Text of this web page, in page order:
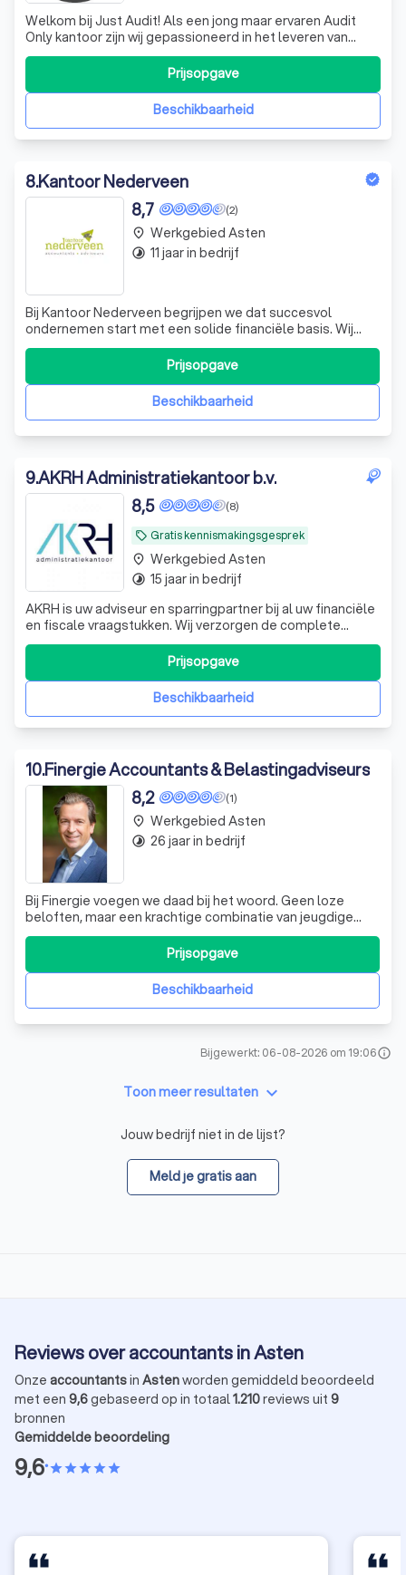
Welkom bij Just Audit! Als een jong maar ervaren Audit
Only kantoor zijn wij gepassioneerd in het leveren van
ongeëvenaarde audit- en assurance-diensten aan onze
diverse klantenkring. Ons team van hoogopgeleide
professionals combineert diepgaande expertise met een
toegewijde klantgerichte aanpak om
Beschikbaarheid
Prijsopgave
8.Kantoor Nederveen
(2)
8,7
Bij Kantoor Nederveen begrijpen we dat succesvol
ondernemen start met een solide financiële basis. Wij
onderscheiden ons door een breed scala aan diensten
aan te bieden, van salarisadministratie tot fiscale
aangiftes, die altijd actueel en correct zijn. Onze
processen zijn volledig geautomatiseerd
Beschikbaarheid
Prijsopgave
place Werkgebied Asten
timelapse 11 jaar in bedrijf
9.AKRH Administratiekantoor b.v.
local_offer Gratis kennismakingsgesprek
(8)
8,5
AKRH is uw adviseur en sparringpartner bij al uw financiële
en fiscale vraagstukken. Wij verzorgen de complete
administratie, jaarrekening en diverse andere
werkzaamheden. Wij zijn gevestigd in Nederweert. Zorgen
uit handen nemen; dat is wat we doen, daar ligt onze
kracht. Samen vooruitkijken en
Beschikbaarheid
Prijsopgave
place Werkgebied Asten
timelapse 15 jaar in bedrijf
10.Finergie Accountants & Belastingadviseurs
(1)
8,2
Bij Finergie voegen we daad bij het woord. Geen loze
beloften, maar een krachtige combinatie van jeugdige
energie en de financiële expertise van doorgewinterde
professionals. Wij begrijpen de unieke uitdagingen
waarmee zorgaanbieders in het MKB te maken hebben en
staan naast jou als betrouwbare spar
Beschikbaarheid
Prijsopgave
place Werkgebied Asten
timelapse 26 jaar in bedrijf
Bijgewerkt: 06-08-2026 om 19:06info
Toon meer resultaten keyboard_arrow_down
Jouw bedrijf niet in de lijst?
Meld je gratis aan
Reviews over accountants in Asten
Onze accountantsin Astenworden gemiddeld beoordeeld
met een 9,6gebaseerd op in totaal1.210reviews uit 9
bronnen
Gemiddelde beoordeling
9,6•starstarstarstarstar